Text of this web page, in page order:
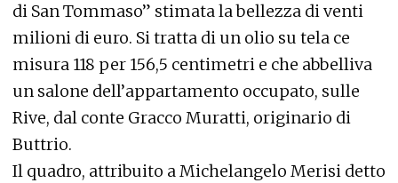
di San Tommaso” stimata la bellezza di venti
milioni di euro. Si tratta di un olio su tela ce
misura 118 per 156,5 centimetri e che abbelliva
un salone dell’appartamento occupato, sulle
Rive, dal conte Gracco Muratti, originario di
Buttrio.
Il quadro, attribuito a Michelangelo Merisi detto